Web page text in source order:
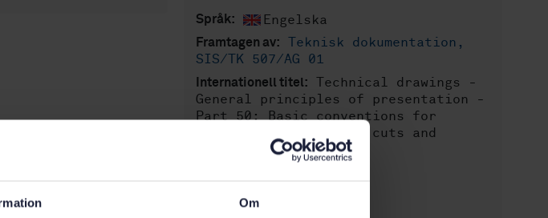
Om
Språk: Engelska
Framtagen av:
Teknisk dokumentation,
SIS/TK 507/AG 01
Internationell titel:
Technical drawings -
General principles of presentation -
Part 50: Basic conventions for
representing areas on cuts and
Utgåva:1